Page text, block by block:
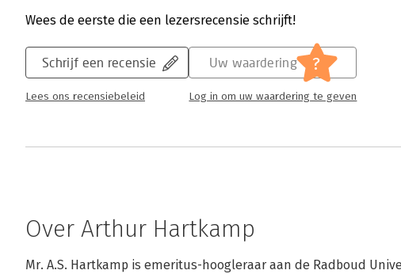
Wees de eerste die een lezersrecensie schrijft!
Schrijf een recensie
Lees ons recensiebeleid
Uw waardering ?
Log in om uw waardering te geven
Over Arthur Hartkamp
Mr. A.S. Hartkamp is emeritus-hoogleraar aan de Radboud